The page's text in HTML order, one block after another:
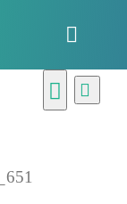
Toggle
Suche
Tag